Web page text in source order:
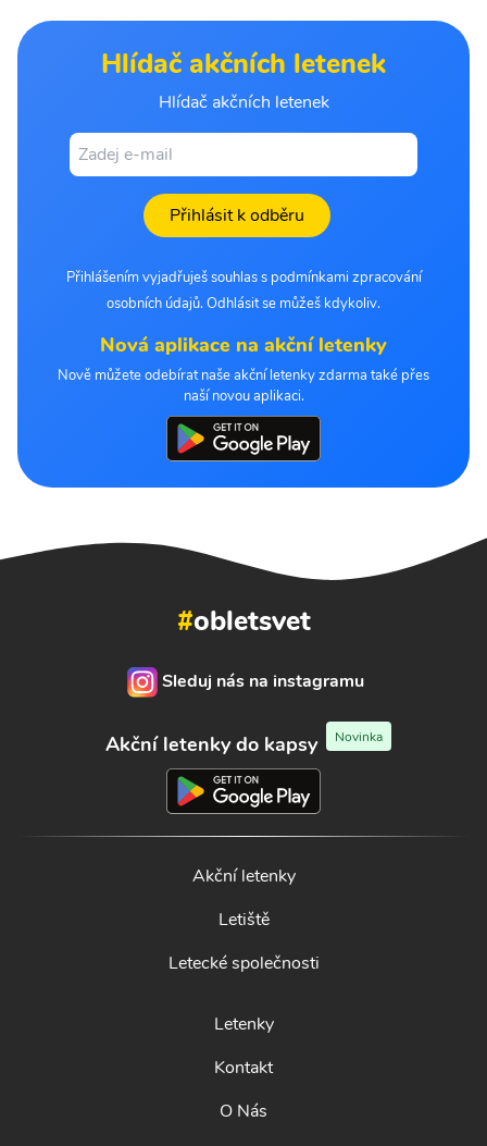
Hlídač akčních letenek
Hlídač akčních letenek
Přihlásit k odběru
Přihlášením vyjadřuješ souhlas s podmínkami zpracování
osobních údajů. Odhlásit se můžeš kdykoliv.
Nová aplikace na akční letenky
Nově můžete odebírat naše akční letenky zdarma také přes
naší novou aplikaci.
#obletsvet
Sleduj nás na instagramu
Akční letenky do kapsy Novinka
Akční letenky
Letiště
Letecké společnosti
Letenky
Kontakt
O Nás